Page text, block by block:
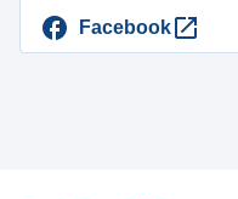
Facebook